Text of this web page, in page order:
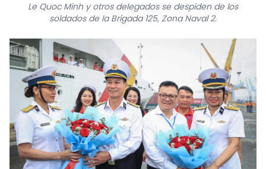
Le Quoc Minh y otros delegados se despiden de los
soldados de la Brigada 125, Zona Naval 2.